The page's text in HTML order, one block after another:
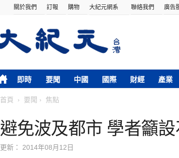
關於我們 訂報 購物 大紀元網系 聯絡我們 廣告
即時 要聞 中國 國際 財經 產業
首頁 要聞 焦點
避免波及都市 學者籲
更新： 2014年08月12日